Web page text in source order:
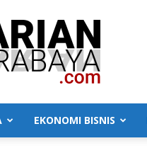
Harian
Surabaya
EKONOMI BISNIS